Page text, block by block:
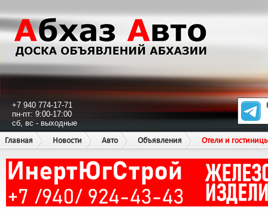
+7 940 774-17-71
пн-пт: 9:00-17:00
сб, вс - выходные
Главная
Новости Авто Объявления Отели и